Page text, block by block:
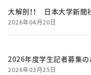
大解剖！！ 日本大学新聞
2026年04月20日
2026年度学生記者募集の
2026年03月25日